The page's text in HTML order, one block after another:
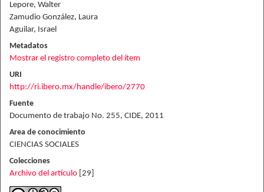
Lepore, Walter
Zamudio González, Laura
Aguilar, Israel
Metadatos
Mostrar el registro completo del ítem
URI
http://ri.ibero.mx/handle/ibero/2770
Fuente
Documento de trabajo No. 255, CIDE, 2011
Area de conocimiento
CIENCIAS SOCIALES
Colecciones
Archivo del artículo [29]